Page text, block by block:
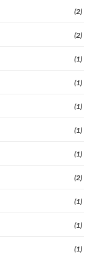
(2)
(2)
(1)
(1)
(1)
(1)
(1)
(2)
(1)
(1)
(1)